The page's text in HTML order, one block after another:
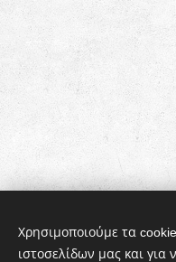
Χρησιμοποιούμε τα
ιστοσελίδων μας και